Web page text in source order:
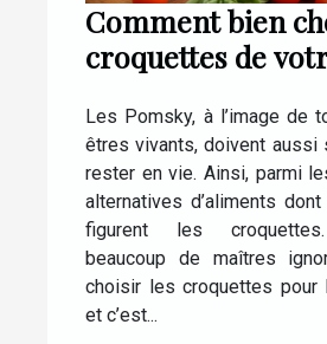
Comment bien
croquettes de
Les Pomsky, à l’image de
êtres vivants, doivent aussi
rester en vie. Ainsi, parmi
alternatives d’aliments
figurent les croquettes.
beaucoup de maîtres
choisir les croquettes pour
et c’est...